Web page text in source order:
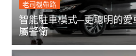
老司機帶路
智能駐車模式─更聰明的愛
屬警衛